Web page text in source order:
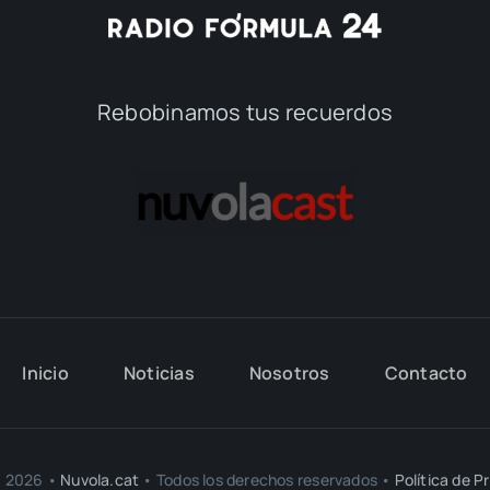
Rebobinamos tus recuerdos
Inicio Noticias Nosotros Contacto
2026 • Nuvola.cat • Todos los derechos reservados • Política de